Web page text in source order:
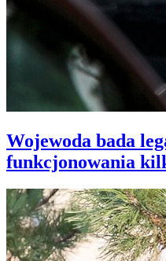
Wojewoda bada
funkcjonowania